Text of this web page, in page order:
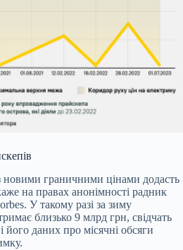
граничними цінами додасть
на правах анонімності радник
У такому разі за зиму
близько 9 млрд грн, свідчать
його даних про місячні обсяги